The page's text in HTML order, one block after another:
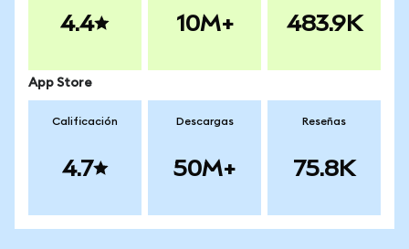
4.4 10M+ 483.9K
App Store
Calificación
4.7
Descargas
50M+
Reseñas
75.8K